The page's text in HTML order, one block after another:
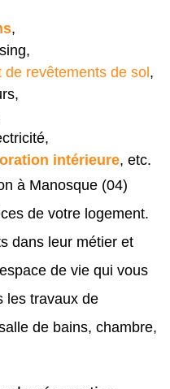
,
de revêtements de sol ,
intérieure, etc.
à Manosque (04)
de votre logement.
dans leur métier et
de vie qui vous
les travaux de
de bains, chambre,